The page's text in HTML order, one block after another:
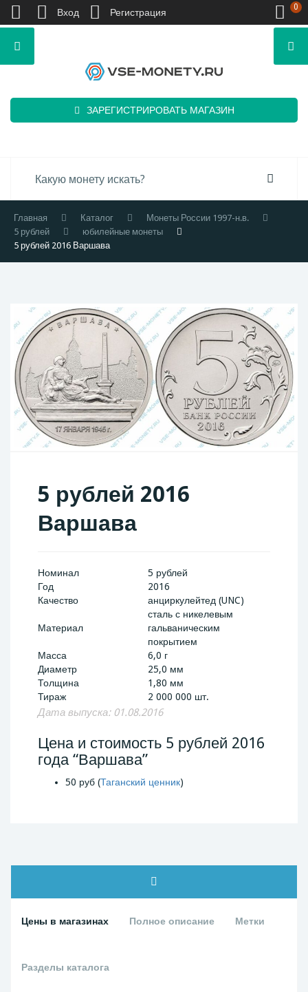
ЗАРЕГИСТРИРОВАТЬ МАГАЗИН
Главная Каталог
Монеты России 1997-н.в.
5 рублей
юбилейные монеты
5 рублей 2016 Варшава
5 рублей 2016
Варшава
Номинал
5 рублей
Год
2016
Качество
анциркулейтед (UNC)
Материал
сталь с никелевым
гальваническим
покрытием
Масса
6,0 г
Диаметр
25,0 мм
Толщина
1,80 мм
Тираж
2 000 000 шт.
Дата выпуска: 01.08.2016
Цена и стоимость 5 рублей 2016
года “Варшава”
50 руб (Таганский ценник)
Цены в магазинах Полное описание Метки
Разделы каталога
Вход Регистрация 0